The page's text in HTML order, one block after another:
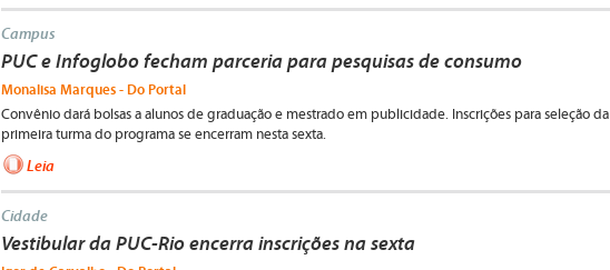
Campus
PUC e Infoglobo fecham parceria para pesquisas de consumo
Monalisa Marques - Do Portal
Convênio dará bolsas a alunos de graduação e mestrado em publicidade. Inscrições para seleção da
primeira turma do programa se encerram nesta sexta.
Leia
Cidade
Vestibular da PUC-Rio encerra inscrições na sexta